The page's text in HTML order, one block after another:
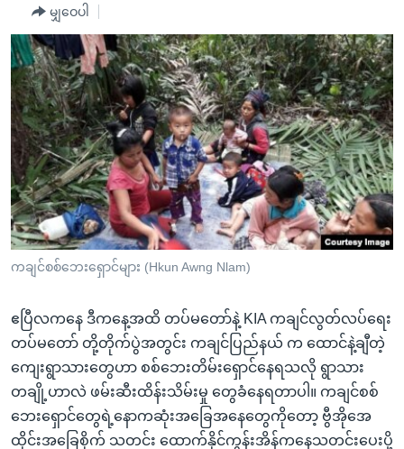
ကျော်
ကြည့်
ရန်
ပင်မ
အ
ညွန်း
စာမျက်နှာ
သို့
ကျော်
ကြည့်
ရှာဖွေ
ရန်
နေရာ
သို့
ကျော်
ရန်
အစ္စရေး-ပါလက်စတိုင်း
အင်္ဂလိပ်စာလေ့လာမယ်
အမေရိကန်သုံးအီဒီယံ
မကြေးမုံရဲ့ အင်္ဂလိပ်စာ
ရုပ်ရှင်ထဲက အင်္ဂလိပ်စာ
သုတပဒေသာ အင်္ဂလိပ်စာ
အပတ်စဉ်ကဏ္ဍများ
ရေဒီယို
တီဗွီ
ရေဒီယိုနှင့်ရုပ်သံ အချက်အလက်များ
ရေဒီယို/တီဗွီအစီအစဉ်
Learning English
ဗွီအိုအေ လူမှုကွန်ယက်များ
မျှဝေပါ
ကချင်စစ်ဘေးရှောင်များ (Hkun Awng Nlam)
ဧပြီလကနေ ဒီကနေ့အထိ တပ်မတော်နဲ့ KIA ကချင်လွတ်လပ်ရေး
တပ်မတော် တို့တိုက်ပွဲအတွင်း ကချင်ပြည်နယ် က ထောင်နဲ့ချီတဲ့
ကျေးရွာသားတွေဟာ စစ်ဘေးတိမ်းရှောင်နေရသလို ရွာသား
တချို့ဟာလဲ ဖမ်းဆီးထိန်းသိမ်းမှု တွေခံနေရတာပါ။ ကချင်စစ်
ဘေးရှောင်တွေရဲ့နောကဆုံးအခြေအနေတွေကိုတော့ ဗွီအိုအေ
ထိုင်းအခြေစိုက် သတင်း ထောက်နိုင်ကွန်းအိန်ကနေသတင်းပေးပို့